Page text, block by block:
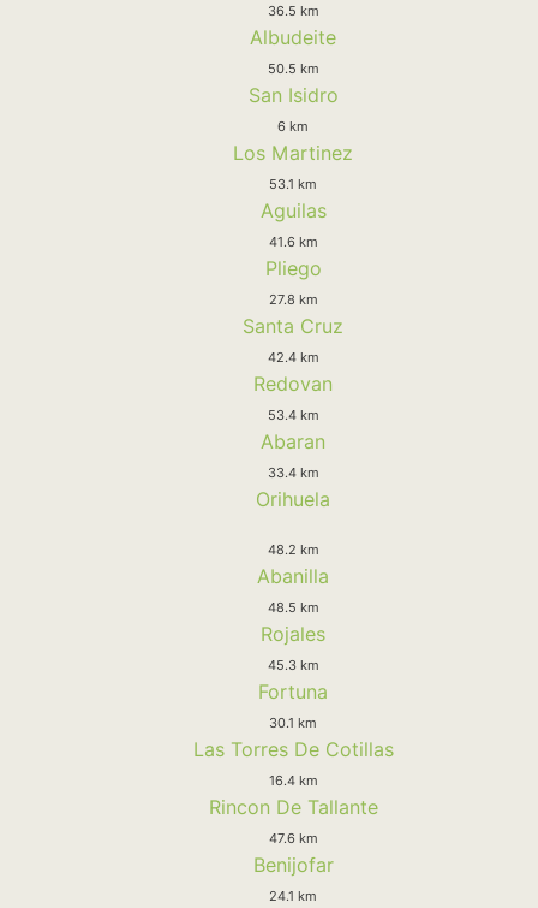
36.5 km
Albudeite
50.5 km
San Isidro
6 km
Los Martinez
53.1 km
Aguilas
41.6 km
Pliego
27.8 km
Santa Cruz
42.4 km
Redovan
53.4 km
Abaran
33.4 km
Orihuela
48.2 km
Abanilla
48.5 km
Rojales
45.3 km
Fortuna
30.1 km
Las Torres De Cotillas
16.4 km
Rincon De Tallante
47.6 km
Benijofar
24.1 km